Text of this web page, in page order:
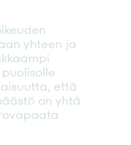
yhteen ja
että
on yhtä